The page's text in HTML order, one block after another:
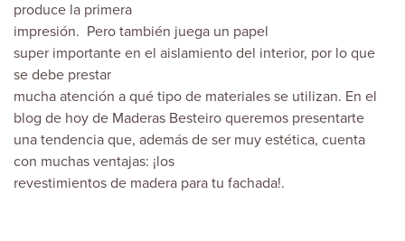
produce la primera
impresión. Pero también juega un papel
super importante en el aislamiento del interior, por lo que
se debe prestar
mucha atención a qué tipo de materiales se utilizan. En el
blog de hoy de Maderas Besteiro queremos presentarte
una tendencia que, además de ser muy estética, cuenta
con muchas ventajas: ¡los
revestimientos de madera para tu fachada!.